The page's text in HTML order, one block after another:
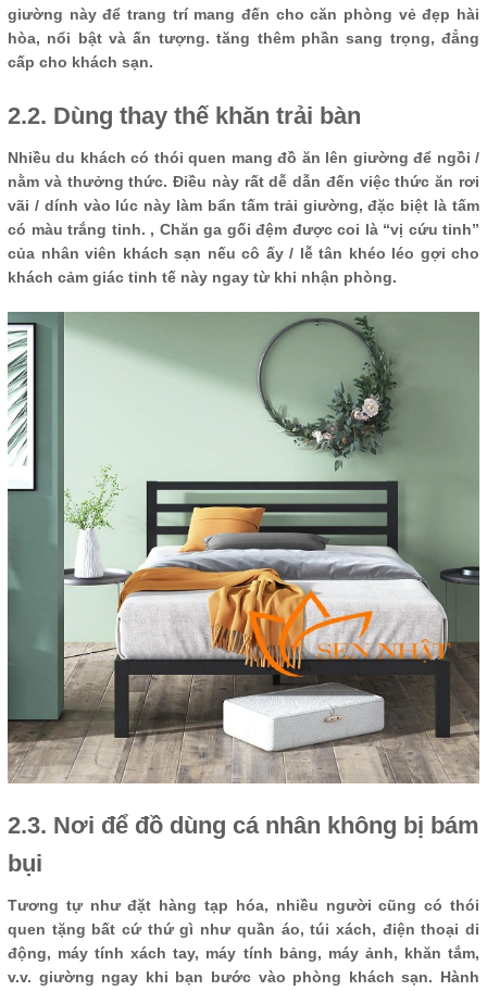
giường này để trang trí mang đến cho căn phòng vẻ đẹp hài
hòa, nổi bật và ấn tượng. tăng thêm phần sang trọng, đẳng
cấp cho khách sạn.
2.2. Dùng thay thế khăn trải bàn
Nhiều du khách có thói quen mang đồ ăn lên giường để ngồi /
nằm và thưởng thức. Điều này rất dễ dẫn đến việc thức ăn rơi
vãi / dính vào lúc này làm bẩn tấm trải giường, đặc biệt là tấm
có màu trắng tinh. , Chăn ga gối đệm được coi là “vị cứu tinh”
của nhân viên khách sạn nếu cô ấy / lễ tân khéo léo gợi cho
khách cảm giác tinh tế này ngay từ khi nhận phòng.
2.3. Nơi để đồ dùng cá nhân không bị bám
bụi
Tương tự như đặt hàng tạp hóa, nhiều người cũng có thói
quen tặng bất cứ thứ gì như quần áo, túi xách, điện thoại di
động, máy tính xách tay, máy tính bảng, máy ảnh, khăn tắm,
v.v. giường ngay khi bạn bước vào phòng khách sạn. Hành